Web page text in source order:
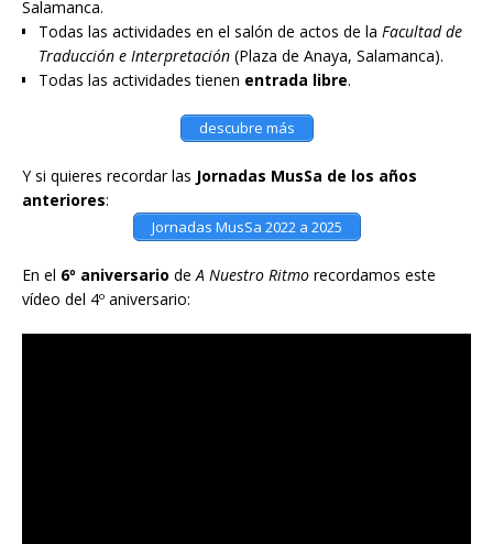
Salamanca.
Todas las actividades en el salón de actos de la Facultad de
Traducción e Interpretación (Plaza de Anaya, Salamanca).
Todas las actividades tienen entrada libre.
descubre más
Y si quieres recordar las Jornadas MusSa de los años
anteriores:
Jornadas MusSa 2022 a 2025
En el 6º aniversario deA Nuestro Ritmo recordamos este
vídeo del 4º aniversario: